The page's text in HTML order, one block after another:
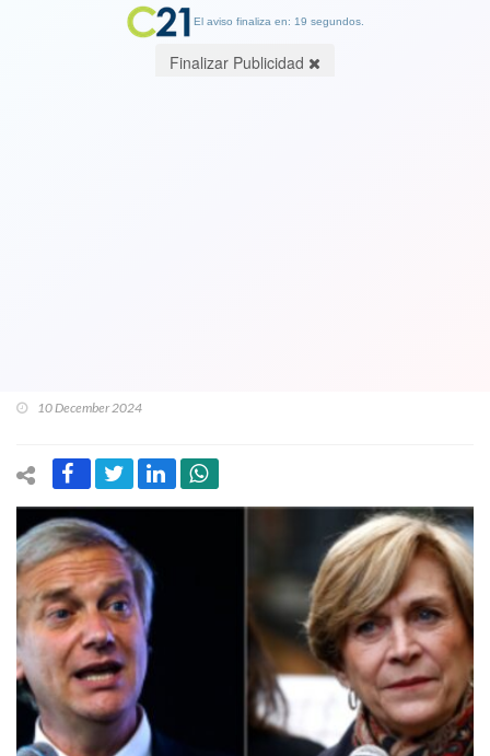
10 December 2024
El aviso finaliza en: 19 segundos.
Finalizar Publicidad